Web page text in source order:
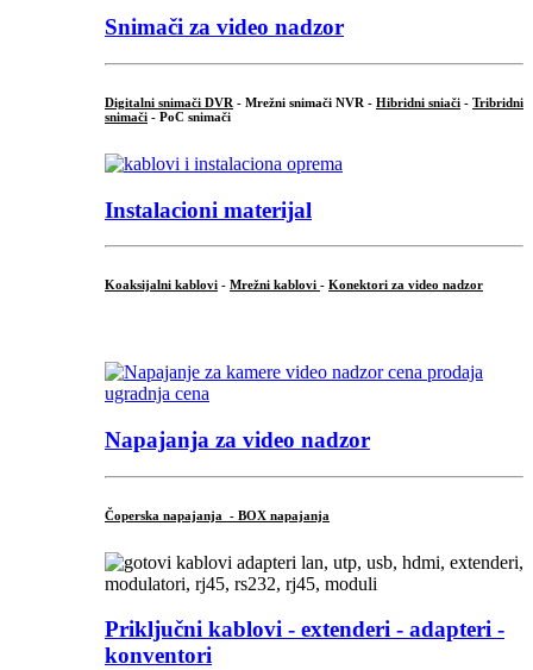
Snimači za video nadzor
Digitalni snimači DVR - Mrežni snimači NVR - Hibridni sniači - Tribridni
snimači - PoC snimači
Instalacioni materijal
Koaksijalni kablovi - Mrežni kablovi - Konektori za video nadzor
Napajanja za video nadzor
Čoperska napajanja - BOX napajanja
Priključni kablovi - extenderi - adapteri -
konventori